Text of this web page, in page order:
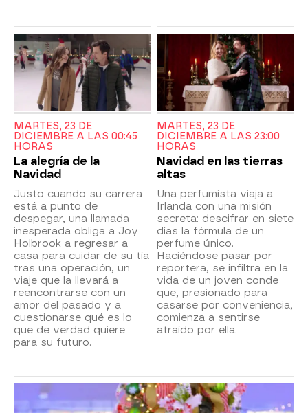
MARTES, 23 DE
DICIEMBRE A LAS 00:45
HORAS
La alegría de la
Navidad
Justo cuando su carrera
está a punto de
despegar, una llamada
inesperada obliga a Joy
Holbrook a regresar a
casa para cuidar de su tía
tras una operación, un
viaje que la llevará a
reencontrarse con un
amor del pasado y a
cuestionarse qué es lo
que de verdad quiere
para su futuro.
MARTES, 23 DE
DICIEMBRE A LAS 23:00
HORAS
Navidad en las tierras
altas
Una perfumista viaja a
Irlanda con una misión
secreta: descifrar en siete
días la fórmula de un
perfume único.
Haciéndose pasar por
reportera, se infiltra en la
vida de un joven conde
que, presionado para
casarse por conveniencia,
comienza a sentirse
atraído por ella.